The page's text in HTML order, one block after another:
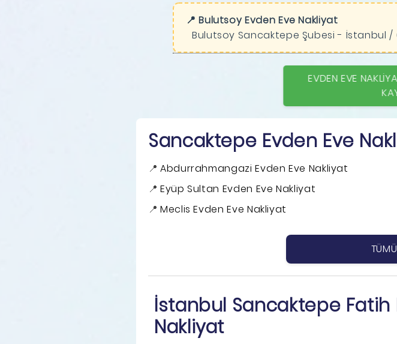
📍 Bulutsoy Evden Eve Nakliyat
Bulutsoy Sancaktepe Şubesi - İstanbul /
EVDEN EVE
Sancaktepe Evden Eve
Abdurrahmangazi Evden Eve Nakliyat
Eyüp Sultan Evden Eve Nakliyat
Meclis Evden Eve Nakliyat
İstanbul Sancaktepe Fatih
Nakliyat